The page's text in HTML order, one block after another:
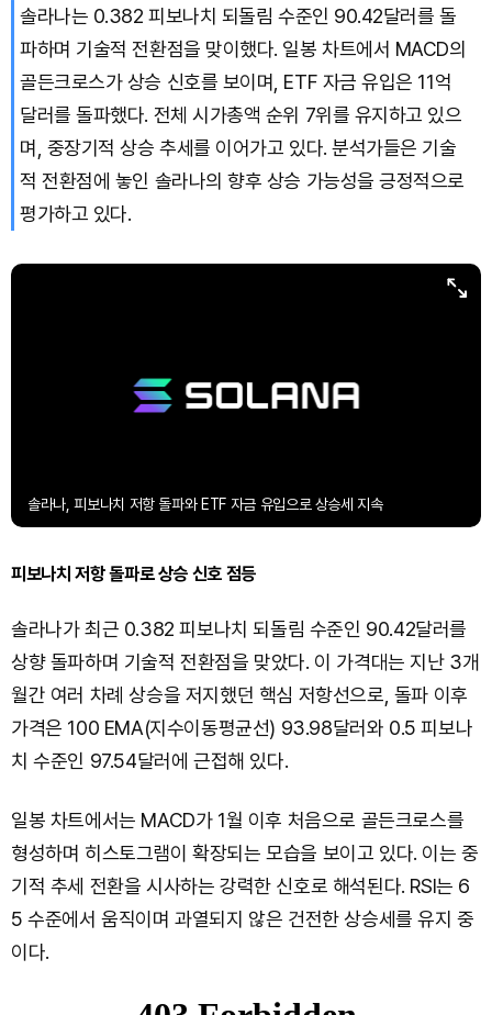
솔라나는 0.382 피보나치 되돌림 수준인 90.42달러를 돌
파하며 기술적 전환점을 맞이했다. 일봉 차트에서 MACD의
골든크로스가 상승 신호를 보이며, ETF 자금 유입은 11억
달러를 돌파했다. 전체 시가총액 순위 7위를 유지하고 있으
며, 중장기적 상승 추세를 이어가고 있다. 분석가들은 기술
적 전환점에 놓인 솔라나의 향후 상승 가능성을 긍정적으로
평가하고 있다.
솔라나, 피보나치 저항 돌파와 ETF 자금 유입으로 상승세 지속
피보나치 저항 돌파로 상승 신호 점등
솔라나가 최근 0.382 피보나치 되돌림 수준인 90.42달러를
상향 돌파하며 기술적 전환점을 맞았다. 이 가격대는 지난 3개
월간 여러 차례 상승을 저지했던 핵심 저항선으로, 돌파 이후
가격은 100 EMA(지수이동평균선) 93.98달러와 0.5 피보나
치 수준인 97.54달러에 근접해 있다.
일봉 차트에서는 MACD가 1월 이후 처음으로 골든크로스를
형성하며 히스토그램이 확장되는 모습을 보이고 있다. 이는 중
기적 추세 전환을 시사하는 강력한 신호로 해석된다. RSI는 6
5 수준에서 움직이며 과열되지 않은 건전한 상승세를 유지 중
이다.